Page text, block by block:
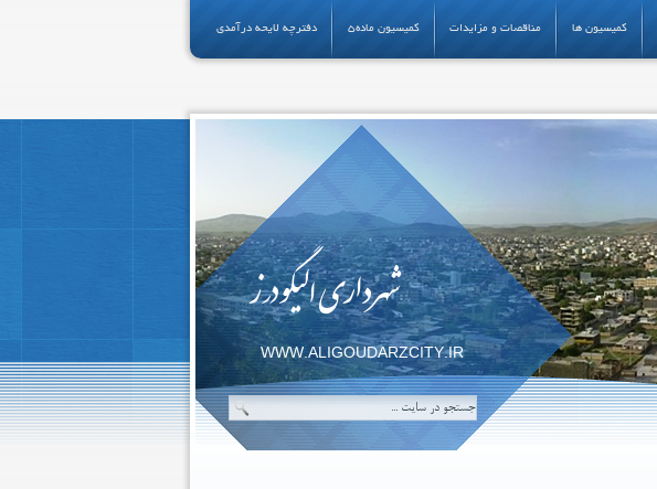
کمیسیون ها مناقصات و مزایدات کمیسیون ماده5 دفترچه لایحه درآمدی
شهرداری الیگودرز
WWW.ALIGOUDARZCITY.IR